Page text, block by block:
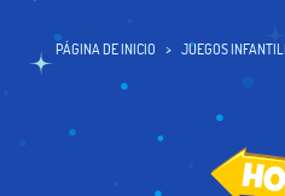
PÁGINA DE INICIO JUEGOS